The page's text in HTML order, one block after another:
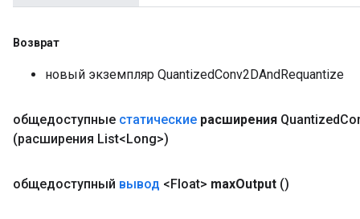
Возврат
новый экземпляр QuantizedConv2DAndRequantize
общедоступные статические расширения Quantized
(расширения List<Long>)
общедоступный вывод <Float> maxOutput ()